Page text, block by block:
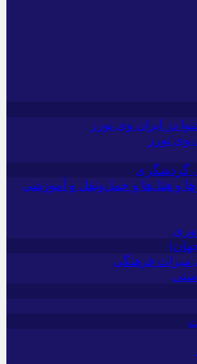
در ایران وی تورز
وی تورز
گردشگری
و هتل‌ها و حمل‌و‌نقل و آموزشی
فرهنگی